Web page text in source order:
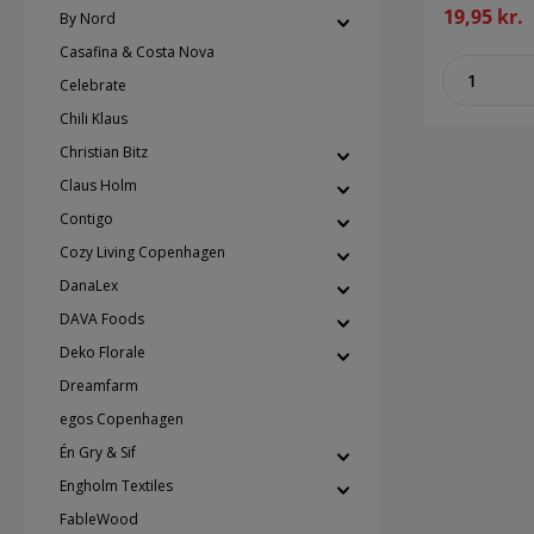
By Nord
Casafina & Costa Nova
Celebrate
Chili Klaus
Christian Bitz
Claus Holm
Contigo
Cozy Living Copenhagen
DanaLex
DAVA Foods
Deko Florale
Dreamfarm
egos Copenhagen
Én Gry & Sif
Engholm Textiles
FableWood
med
Kay
19,95 kr.